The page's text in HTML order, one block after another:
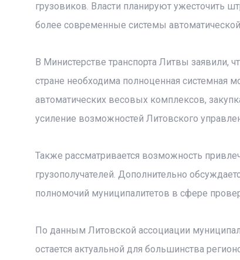
грузовиков. Власти планируют ужесточить
более современные системы
В Министерстве транспорта Литвы заявили,
стране необходима полноценная системная
автоматических весовых комплексов,
усиление возможностей Литовского
Также рассматривается возможность
грузополучателей. Дополнительно
полномочий муниципалитетов в сфере
По данным Литовской ассоциации
остается актуальной для большинства